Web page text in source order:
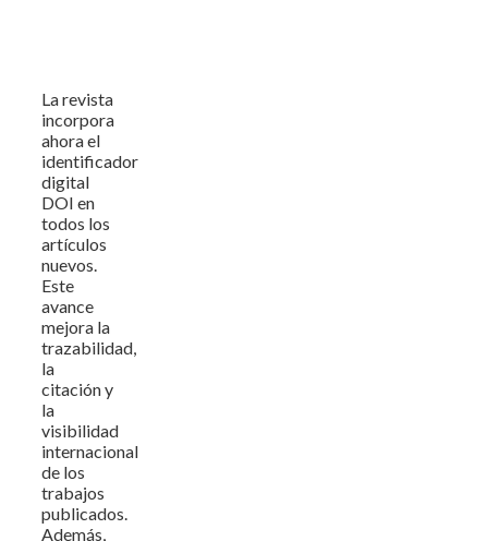
La revista
incorpora
ahora el
identificador
digital
DOI en
todos los
artículos
nuevos.
Este
avance
mejora la
trazabilidad,
la
citación y
la
visibilidad
internacional
de los
trabajos
publicados.
Además,